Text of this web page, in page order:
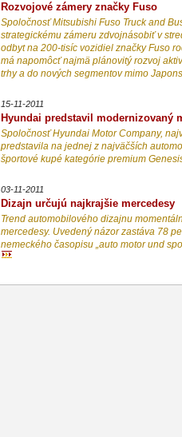
Rozvojové zámery značky Fuso
Spoločnosť Mitsubishi Fuso Truck and
strategickému zámeru zdvojnásobiť v
odbyt na 200-tisíc vozidiel značky Fuso
má napomôcť najmä plánovitý rozvoj
trhy a do nových segmentov mimo
15-11-2011
Hyundai predstavil modernizovaný
Spoločnosť Hyundai Motor Company,
predstavila na jednej z najväčších
športové kupé kategórie premium
03-11-2011
Dizajn určujú najkrajšie mercedesy
Trend automobilového dizajnu
mercedesy. Uvedený názor zastáva 78
nemeckého časopisu „auto motor und